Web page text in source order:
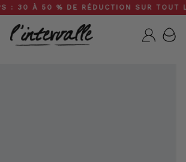
À 50 % DE RÉDUCTION SUR TOUT LE